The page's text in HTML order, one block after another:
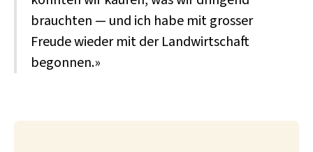
brauchten — und ich habe mit grosser
Freude wieder mit der Landwirtschaft
begonnen.»